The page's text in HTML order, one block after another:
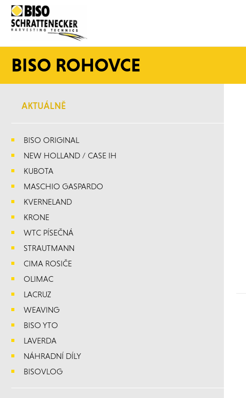
BISO ROHOVCE
AKTUÁLNĚ
BISO ORIGINAL
NEW HOLLAND / CASE IH
KUBOTA
MASCHIO GASPARDO
KVERNELAND
KRONE
WTC PÍSEČNÁ
STRAUTMANN
CIMA ROSIČE
OLIMAC
LACRUZ
WEAVING
BISO YTO
LAVERDA
NÁHRADNÍ DÍLY
BISOVLOG